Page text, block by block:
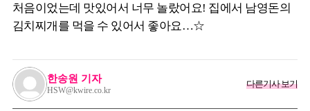
처음이었는데 맛있어서 너무 놀랐어요! 집에서 남영돈의
김치찌개를 먹을 수 있어서 좋아요…☆
한송원 기자
HSW@kwire.co.kr
다른기사 보기